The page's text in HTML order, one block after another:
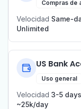
Compras de
Velocidad Same-
Unlimited
US Bank
Uso general
Velocidad 3-5 days
~25k/day